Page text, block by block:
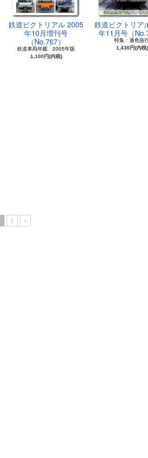
鉄道ピクトリアル 2005
年10月増刊号
（No.767）
鉄道車両年鑑 2005年版
1,100円(内税)
鉄道ピクトリア
年11月号（
特集：遜色急
1,430円(内税)
2 >